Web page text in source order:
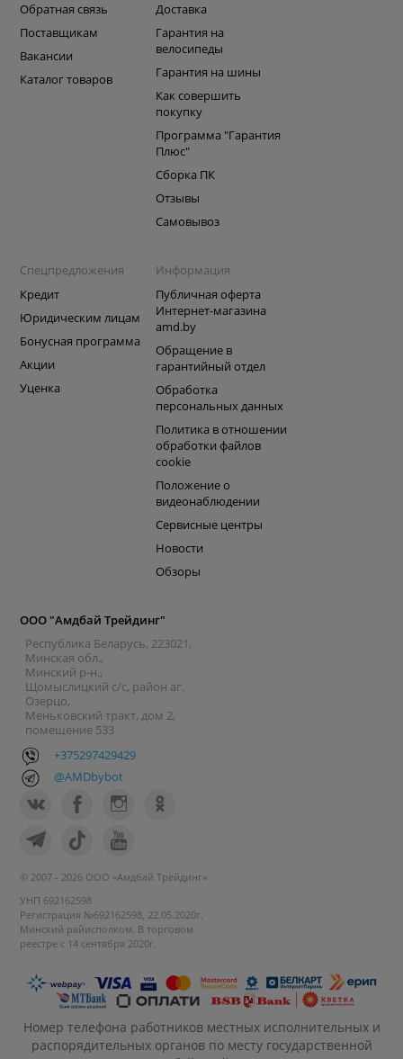
Обратная связь
Поставщикам
Вакансии
Каталог товаров
Доставка
Гарантия на
велосипеды
Гарантия на шины
Как совершить
покупку
Программа "Гарантия
Плюс"
Сборка ПК
Отзывы
Самовывоз
Спецпредложения
Кредит
Юридическим лицам
Бонусная программа
Акции
Уценка
Информация
Публичная оферта
Интернет-магазина
amd.by
Обращение в
гарантийный отдел
Обработка
персональных данных
Политика в отношении
обработки файлов
cookie
Положение о
видеонаблюдении
Сервисные центры
Новости
Обзоры
ООО "Амдбай Трейдинг"
Республика Беларусь, 223021,
Минская обл.,
Минский р-н.,
Щомыслицкий с/с, район аг.
Озерцо,
Меньковский тракт, дом 2,
помещение 533
+375297429429
@AMDbybot
© 2007 - 2026 ООО «Амдбай Трейдинг»
УНП 692162598
Регистрация №692162598, 22.05.2020г.
Минский райисполком. В торговом
реестре с 14 сентября 2020г.
Номер телефона работников местных исполнительных и
распорядительных органов по месту государственной